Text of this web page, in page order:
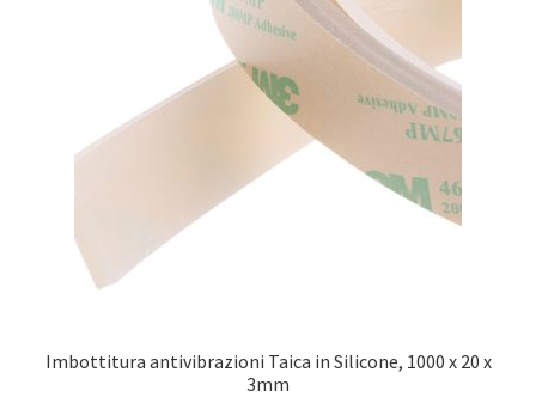
Imbottitura antivibrazioni Taica in Silicone, 1000 x 20 x
3mm